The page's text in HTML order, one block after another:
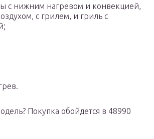
с нижним нагревом и конвекцией,
с грилем, и гриль с
Покупка обойдется в 48990